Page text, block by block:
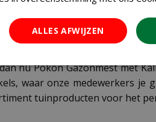
toepassing niet regent.
in het najaar (september/
nu Pokon Gazonmest met
waar onze medewerkers
tuinproducten voor het
ALLES AFWIJZEN